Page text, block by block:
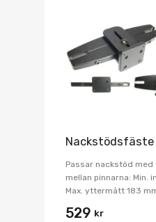
Nackstödsfäste
Passar nackstöd
mellan pinnarna: Min.
Max. yttermått 183
529 kr